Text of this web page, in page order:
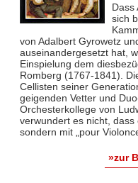
Dass
sich
von Adalbert Gyrowetz
auseinandergesetzt hat,
Einspielung dem
Romberg (1767-1841).
Cellisten seiner
geigenden Vetter und
Orchesterkollege von
verwundert es nicht, dass
sondern mit „pour
»zur